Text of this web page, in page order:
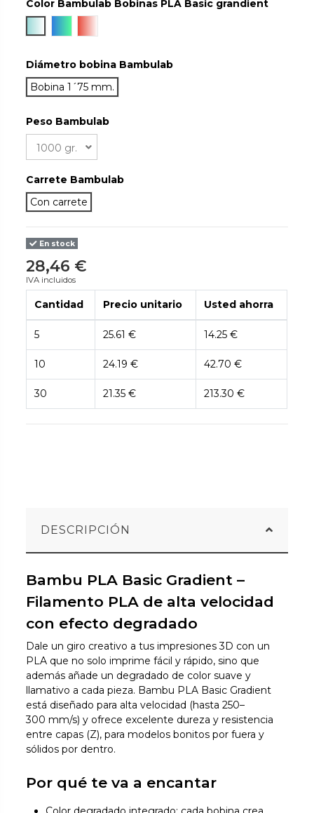
Color Bambulab Bobinas PLA Basic grandient
Diámetro bobina Bambulab
Bobina 1´75 mm.
Peso Bambulab
Carrete Bambulab
Con carrete
En stock
28,46 €
IVA incluidos
Cantidad Precio unitario Usted ahorra
5 25.61 € 14.25 €
10 24.19 € 42.70 €
30 21.35 € 213.30 €
DESCRIPCIÓN
Bambu PLA Basic Gradient –
Filamento PLA de alta velocidad
con efecto degradado
Dale un giro creativo a tus impresiones 3D con un
PLA que no solo imprime fácil y rápido, sino que
además añade un degradado de color suave y
llamativo a cada pieza. Bambu PLA Basic Gradient
está diseñado para alta velocidad (hasta 250–
300 mm/s) y ofrece excelente dureza y resistencia
entre capas (Z), para modelos bonitos por fuera y
sólidos por dentro.
Por qué te va a encantar